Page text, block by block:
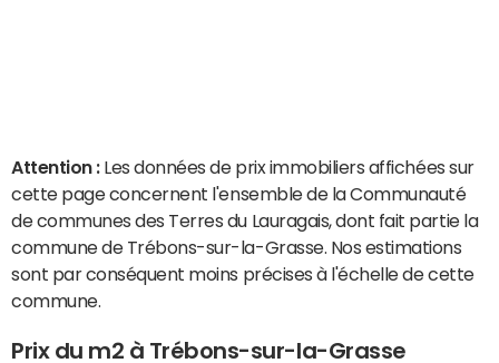
Attention : Les données de prix immobiliers affichées sur
cette page concernent l'ensemble de la Communauté
de communes des Terres du Lauragais, dont fait partie la
commune de Trébons-sur-la-Grasse. Nos estimations
sont par conséquent moins précises à l'échelle de cette
commune.
Prix du m2 à Trébons-sur-la-Grasse